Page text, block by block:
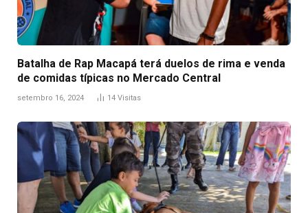
Batalha de Rap Macapá terá duelos de rima e venda
de comidas típicas no Mercado Central
setembro 16, 2024 14 Visitas